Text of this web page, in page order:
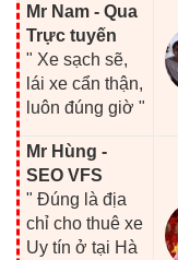
Mr Nam - Qua
Trực tuyến
" Xe sạch sẽ,
lái xe cẩn thận,
luôn đúng giờ "
Mr Hùng -
SEO VFS
" Đúng là địa
chỉ cho thuê xe
Uy tín ở tại Hà